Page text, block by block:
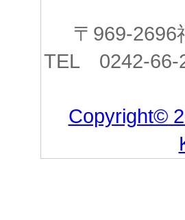
〒969-
TEL 0242-
Copyright©